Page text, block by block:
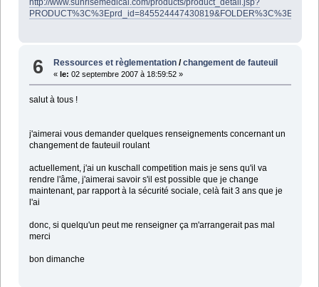
6 Ressources et règlementation /changement de fauteuil
« le: 02 septembre 2007 à 18:59:52 »
salut à tous !
j'aimerai vous demander quelques renseignements concernant un
changement de fauteuil roulant
actuellement, j'ai un kuschall competition mais je sens qu'il va
rendre l'âme, j'aimerai savoir s'il est possible que je change
maintenant, par rapport à la sécurité sociale, celà fait 3 ans que je
l'ai
donc, si quelqu'un peut me renseigner ça m'arrangerait pas mal
merci
bon dimanche